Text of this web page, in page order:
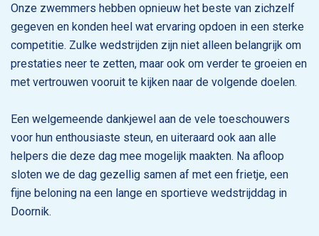
Onze zwemmers hebben opnieuw het beste van zichzelf
gegeven en konden heel wat ervaring opdoen in een sterke
competitie. Zulke wedstrijden zijn niet alleen belangrijk om
prestaties neer te zetten, maar ook om verder te groeien en
met vertrouwen vooruit te kijken naar de volgende doelen.
Een welgemeende dankjewel aan de vele toeschouwers
voor hun enthousiaste steun, en uiteraard ook aan alle
helpers die deze dag mee mogelijk maakten. Na afloop
sloten we de dag gezellig samen af met een frietje, een
fijne beloning na een lange en sportieve wedstrijddag in
Doornik.